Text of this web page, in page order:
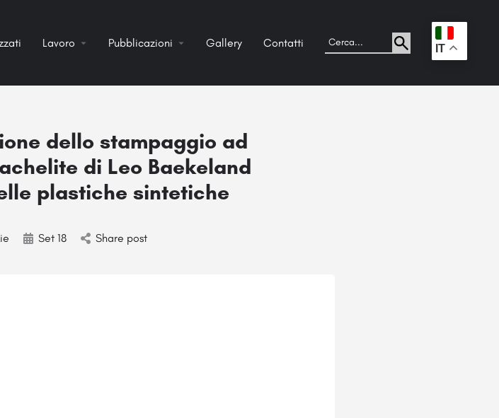
Lavoro Pubblicazioni Gallery Contatti . IT
dello stampaggio ad
di Leo Baekeland
plastiche sintetiche
Set 18 Share post